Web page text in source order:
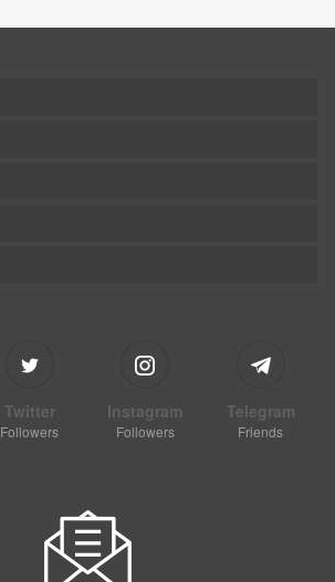
Twitter
Followers
Instagram
Followers
Telegram
Friends